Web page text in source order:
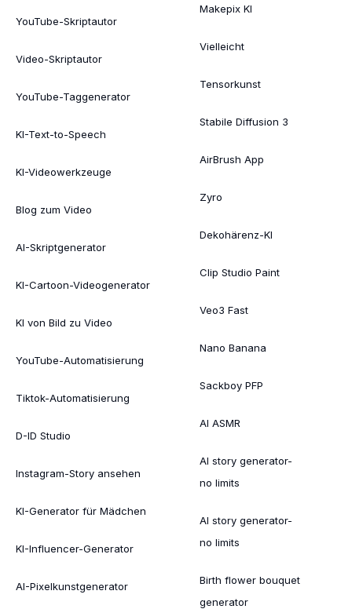
YouTube-Skriptautor
Video-Skriptautor
YouTube-Taggenerator
KI-Text-to-Speech
KI-Videowerkzeuge
Blog zum Video
AI-Skriptgenerator
KI-Cartoon-Videogenerator
KI von Bild zu Video
YouTube-Automatisierung
Tiktok-Automatisierung
D-ID Studio
Instagram-Story ansehen
KI-Generator für Mädchen
KI-Influencer-Generator
AI-Pixelkunstgenerator
Makepix KI
Vielleicht
Tensorkunst
Stabile Diffusion 3
AirBrush App
Zyro
Dekohärenz-KI
Clip Studio Paint
Veo3 Fast
Nano Banana
Sackboy PFP
AI ASMR
AI story generator-
no limits
AI story generator-
no limits
Birth flower bouquet
generator